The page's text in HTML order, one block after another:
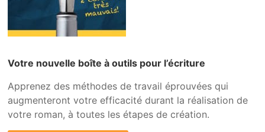
Votre nouvelle boîte à outils pour l’écriture
Apprenez des méthodes de travail éprouvées qui
augmenteront votre efficacité durant la réalisation de
votre roman, à toutes les étapes de création.